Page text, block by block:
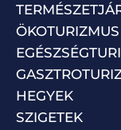
ÖKOTURIZMUS
HEGYEK
SZIGETEK